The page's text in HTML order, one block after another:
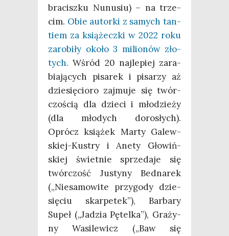
bra­cisz­ku Nunu­siu) – na trze­
cim. Obie autor­ki z samych tan­
tiem za ksią­żecz­ki w 2022 roku
zaro­bi­ły oko­ło 3 milio­nów zło­
tych. Wśród 20 naj­le­piej zara­
bia­ją­cych pisa­rek i pisa­rzy aż
dzie­się­cio­ro zaj­mu­je się twór­
czo­ścią dla dzie­ci i mło­dzie­ży
(dla mło­dych doro­słych).
Oprócz ksią­żek Mar­ty Galew­
skiej-Kustry i Ane­ty Gło­wiń­
skiej świet­nie sprze­da­je się
twór­czość Justy­ny Bed­na­rek
(„Nie­sa­mo­wi­te przy­go­dy dzie­
się­ciu skar­pe­tek”), Bar­ba­ry
Supeł („Jadzia Pętel­ka”), Gra­ży­
ny Wasi­le­wicz („Baw się